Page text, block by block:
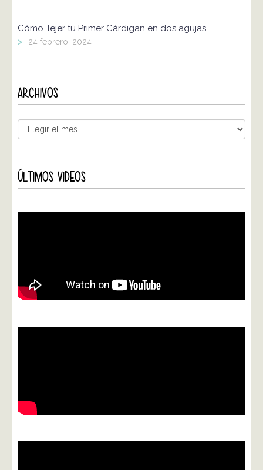
Cómo Tejer tu Primer Cárdigan en dos agujas
> 24 febrero, 2024
ARCHIVOS
ÚLTIMOS VIDEOS